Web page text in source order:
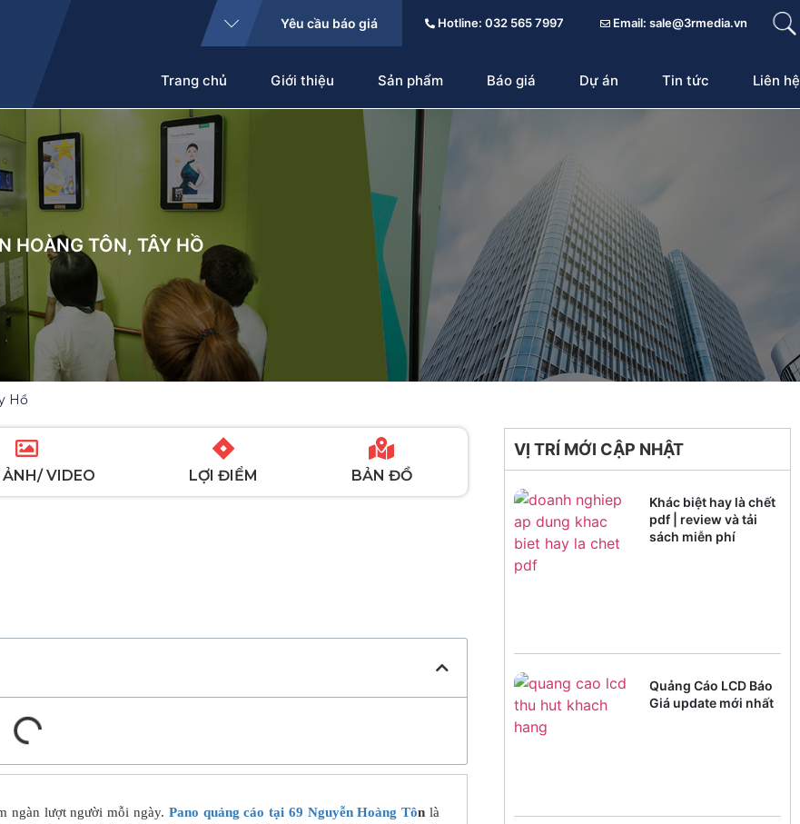
Yêu cầu báo giá Hotline: 032 565 7997 Email: sale@3rmedia.vn
Trang chủ Giới thiệu Sản phẩm Báo giá Dự án Tin tức Liên hệ
HOÀNG TÔN, TÂY HỒ
Hồ
VIDEO LỢI ĐIỂM BẢN ĐỒ
ngàn lượt người mỗi ngày. Pano quảng cáo tại 69 Nguyễn Hoàng Tôn là
VỊ TRÍ MỚI CẬP NHẬT
Khác biệt hay là chết
pdf | review và tải
sách miễn phí
Quảng Cáo LCD Báo
Giá update mới nhất